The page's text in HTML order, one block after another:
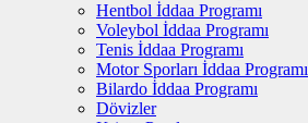
Hentbol İddaa Programı
Voleybol İddaa Programı
Tenis İddaa Programı
Motor Sporları İddaa Programı
Bilardo İddaa Programı
Dövizler